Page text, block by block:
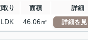
取り 面積 詳細
46.06㎡ 詳細を見